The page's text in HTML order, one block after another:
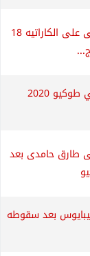
جيانا فاروق: صرفت من جيبى على الكاراتيه 18
إيقاف 4 رياضيين شاركوا في طوكيو 2020
طارق حامدى بعد
بعد سقوطه